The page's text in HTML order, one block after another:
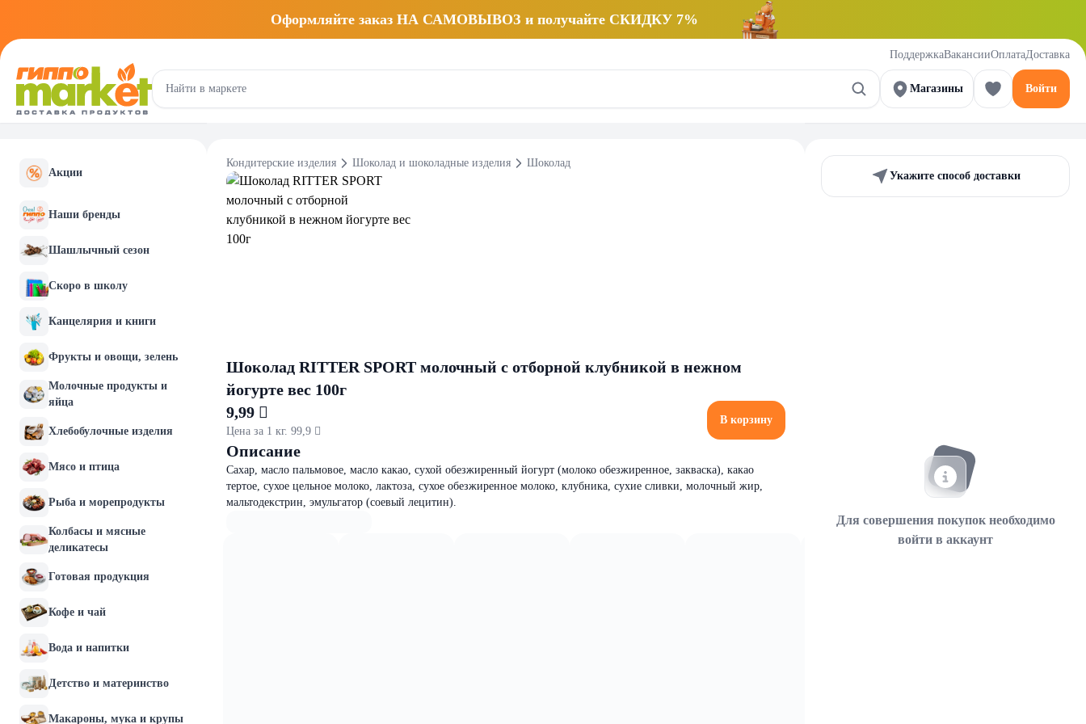
Оформляйте заказ НА САМОВЫВОЗ и получайте СКИДКУ 7%
ПоддержкаВакансииОплатаДоставка
Магазины Войти
Акции
Наши бренды
Шашлычный сезон
Скоро в школу
Канцелярия и книги
Фрукты и овощи, зелень
Молочные продукты и
яйца
Хлебобулочные изделия
Мясо и птица
Рыба и морепродукты
Колбасы и мясные
деликатесы
Готовая продукция
Кофе и чай
Вода и напитки
Детство и материнство
Макароны, мука и крупы
Кондитерские изделия Шоколад и шоколадные изделия Шоколад
Шоколад RITTER SPORT молочный с отборной клубникой в нежном
йогурте вес 100г
9,99 
Цена за 1 кг. 99,9 
В корзину
Описание
Сахар, масло пальмовое, масло какао, сухой обезжиренный йогурт (молоко обезжиренное, закваска), какао
тертое, сухое цельное молоко, лактоза, сухое обезжиренное молоко, клубника, сухие сливки, молочный жир,
мальтодекстрин, эмульгатор (соевый лецитин).
Укажите способ доставки
Для совершения покупок необходимо
войти в аккаунт